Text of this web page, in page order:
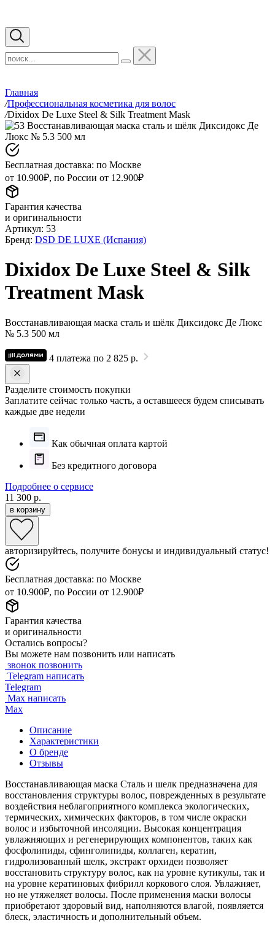
Главная
/Профессиональная косметика для волос
/Dixidox De Luxe Steel & Silk Treatment Mask
Бесплатная доставка: по Москве
от 10.900₽, по России от 12.900₽
Гарантия качества
и оригинальности
Артикул: 53
Бренд: DSD DE LUXE (Испания)
Dixidox De Luxe Steel & Silk
Treatment Mask
Восстанавливающая маска сталь и шёлк Диксидокс Де Люкс
№ 5.3 500 мл
4 платежа по 2 825 р.
Разделите стоимость покупки
Заплатите сейчас только часть, а оставшееся будем списывать
каждые две недели
Как обычная оплата картой
Без кредитного договора
Подробнее о сервисе
11 300 р.
в корзину
авторизируйтесь, получите бонусы и индивидуальный статус!
Бесплатная доставка: по Москве
от 10.900₽, по России от 12.900₽
Гарантия качества
и оригинальности
Остались вопросы?
Вы можете нам позвонить или написать
звонок позвонить
Telegram написать
Telegram
Max написать
Max
Описание
Характеристики
О бренде
Отзывы
Восстанавливающая маска Сталь и шелк предназначена для
восстановления структуры волос, поврежденных в результате
воздействия неблагоприятного комплекса экологических,
термических, химических факторов, в том числе окраски
волос и избыточной инсоляции. Высокая концентрация
увлажняющих и регенерирующих компонентов, таких как
фосфолипиды, сфинголипиды, коллаген, кератин,
гидролизованный шелк, экстракт орхидеи позволяет
восстановить структуру волос, как на уровне кутикулы, так и
на уровне кератиновых фибрилл коркового слоя. Увлажняет,
но не утяжеляет волосы. После применения маски волосы
приобретают здоровый вид, наполняются влагой, появляется
блеск, эластичность и дополнительный объем.